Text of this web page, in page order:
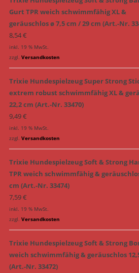
Gurt TPR weich schwimmfähig XL &
geräuschlos ø 7,5 cm / 29 cm (Art.-Nr.
8,54€
inkl. 19 % MwSt.
zzgl. Versandkosten
Trixie Hundespielzeug Super Strong
extrem robust schwimmfähig XL &
22,2 cm (Art.-Nr. 33470)
9,49€
inkl. 19 % MwSt.
zzgl. Versandkosten
Trixie Hundespielzeug Soft & Strong
TPR weich schwimmfähig &
cm (Art.-Nr. 33474)
7,59€
inkl. 19 % MwSt.
zzgl. Versandkosten
Trixie Hundespielzeug Soft & Strong
weich schwimmfähig & geräuschlos
(Art.-Nr. 33472)